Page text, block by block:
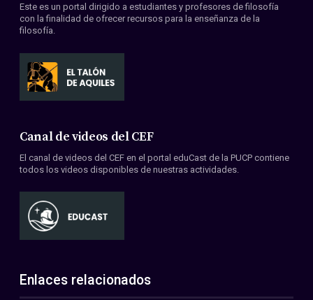
Convenios
Este es un portal dirigido a estudiantes y profesores de filosofía
con la finalidad de ofrecer recursos para la enseñanza de la
filosofía.
Canal de videos del CEF
El canal de videos del CEF en el portal eduCast de la PUCP contiene
todos los videos disponibles de nuestras actividades.
Enlaces relacionados